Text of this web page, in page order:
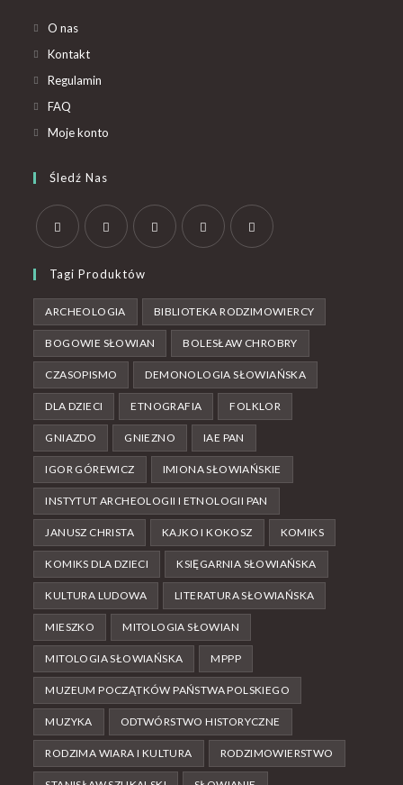
O nas
Kontakt
Regulamin
FAQ
Moje konto
Śledź Nas
Tagi Produktów
ARCHEOLOGIA BIBLIOTEKA RODZIMOWIERCY
BOGOWIE SŁOWIAN BOLESŁAW CHROBRY
CZASOPISMO DEMONOLOGIA SŁOWIAŃSKA
DLA DZIECI ETNOGRAFIA FOLKLOR
GNIAZDO GNIEZNO IAE PAN
IGOR GÓREWICZ IMIONA SŁOWIAŃSKIE
INSTYTUT ARCHEOLOGII I ETNOLOGII PAN
JANUSZ CHRISTA KAJKO I KOKOSZ KOMIKS
KOMIKS DLA DZIECI KSIĘGARNIA SŁOWIAŃSKA
KULTURA LUDOWA LITERATURA SŁOWIAŃSKA
MIESZKO MITOLOGIA SŁOWIAN
MITOLOGIA SŁOWIAŃSKA MPPP
MUZEUM POCZĄTKÓW PAŃSTWA POLSKIEGO
MUZYKA ODTWÓRSTWO HISTORYCZNE
RODZIMA WIARA I KULTURA RODZIMOWIERSTWO